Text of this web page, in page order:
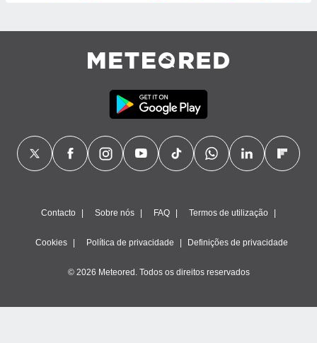
estudos
de
Contacto Sobre nós FAQ Termos de utilização
Cookies Política de privacidade Definições de privacidade
© 2026 Meteored. Todos os direitos reservados